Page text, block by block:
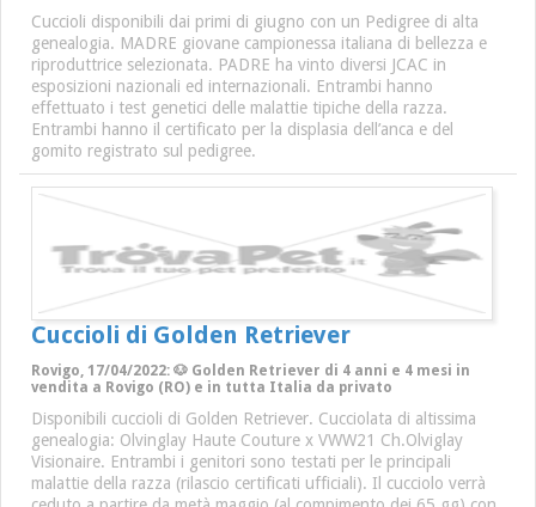
Cuccioli disponibili dai primi di giugno con un Pedigree di alta
genealogia. MADRE giovane campionessa italiana di bellezza e
riproduttrice selezionata. PADRE ha vinto diversi JCAC in
esposizioni nazionali ed internazionali. Entrambi hanno
effettuato i test genetici delle malattie tipiche della razza.
Entrambi hanno il certificato per la displasia dell’anca e del
gomito registrato sul pedigree.
Cuccioli di Golden Retriever
Rovigo, 17/04/2022: 🐶 Golden Retriever di 4 anni e 4 mesi in
vendita a Rovigo (RO) e in tutta Italia da privato
Disponibili cuccioli di Golden Retriever. Cucciolata di altissima
genealogia: Olvinglay Haute Couture x VWW21 Ch.Olviglay
Visionaire. Entrambi i genitori sono testati per le principali
malattie della razza (rilascio certificati ufficiali). Il cucciolo verrà